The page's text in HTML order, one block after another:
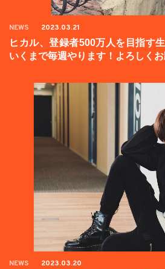
NEWS 2023.03.21
ヒカル、登録者500万人を目指す
いくまで毎週やります！よろしくお
NEWS 2023.03.20